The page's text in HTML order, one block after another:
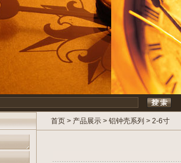
首页 > 产品展示 > 铝钟壳系列 > 2-6寸